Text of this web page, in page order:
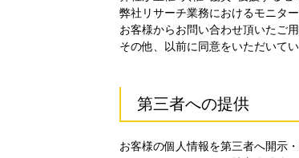
弊社リサーチ業務におけるモニタ
お客様からお問い合わせ頂いたご
その他、以前に同意をいただいて
第三者への提供
お客様の個人情報を第三者へ開示